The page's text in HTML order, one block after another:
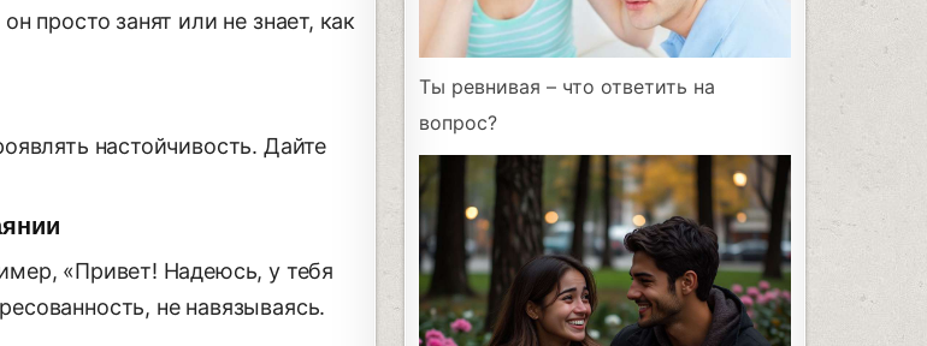
просто занят или не знает, как
настойчивость. Дайте
«Привет! Надеюсь, у тебя
не навязываясь.
Ты ревнивая – что ответить на
вопрос?